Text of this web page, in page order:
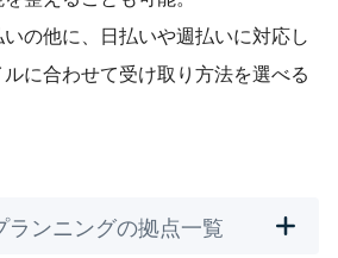
の他に、日払いや週払いに対応し
に合わせて受け取り方法を選べる
ランニングの拠点一覧